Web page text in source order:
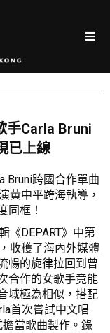
手Carla Bruni
已上線
Bruni跨國合作單曲
黃中平跨海執導，
同框！
《DEPART》中第
收穫了海內外媒體
暢的旋律拉回到曾
合作的女歌手竟能
域極為相似，搭配
首次嘗試中文唱
當歌曲製作。錄